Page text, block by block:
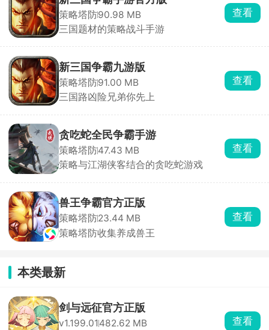
策略塔防90.98 MB
三国题材的策略战斗手游
查看
新三国争霸九游版
策略塔防91.00 MB
三国路凶险兄弟你先上
查看
贪吃蛇全民争霸手游
策略塔防47.43 MB
策略与江湖侠客结合的贪吃蛇游戏
查看
兽王争霸官方正版
策略塔防23.44 MB
策略塔防收集养成兽王
查看
本类最新
剑与远征官方正版
v1.199.01 482.62 MB
查看